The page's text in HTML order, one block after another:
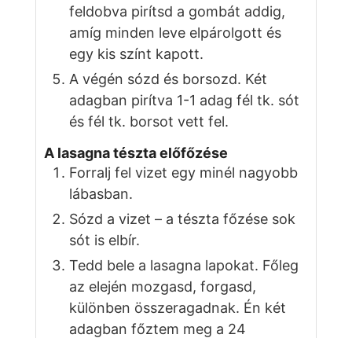
feldobva pirítsd a gombát addig,
amíg minden leve elpárolgott és
egy kis színt kapott.
A végén sózd és borsozd. Két
adagban pirítva 1-1 adag fél tk. sót
és fél tk. borsot vett fel.
A lasagna tészta előfőzése
Forralj fel vizet egy minél nagyobb
lábasban.
Sózd a vizet – a tészta főzése sok
sót is elbír.
Tedd bele a lasagna lapokat. Főleg
az elején mozgasd, forgasd,
különben összeragadnak. Én két
adagban főztem meg a 24